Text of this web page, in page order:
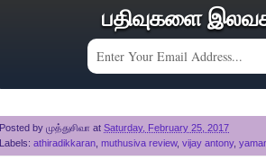
பதிவுகளை
Posted by முத்துசிவா at Saturday, February 25, 2017
Labels: athiradikkaran, muthusiva review, vijay antony,